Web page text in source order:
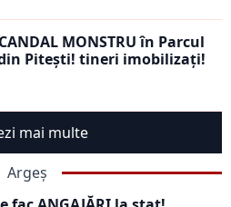
MONSTRU în Parcul
Pitești! tineri imobilizați!
mai multe
Argeș